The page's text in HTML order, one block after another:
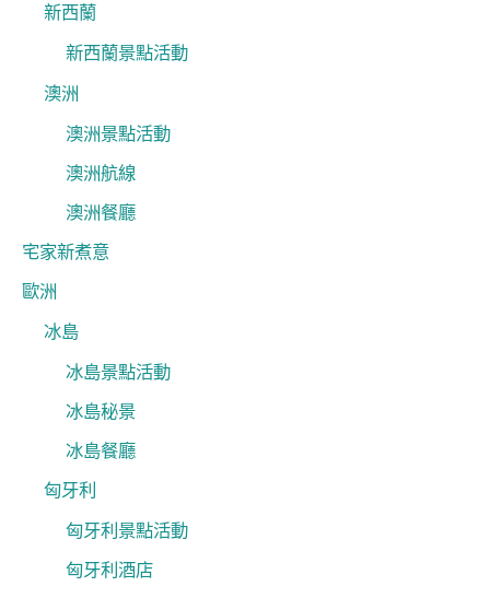
新西蘭
新西蘭景點活動
澳洲
澳洲景點活動
澳洲航線
澳洲餐廳
宅家新煮意
歐洲
冰島
冰島景點活動
冰島秘景
冰島餐廳
匈牙利
匈牙利景點活動
匈牙利酒店